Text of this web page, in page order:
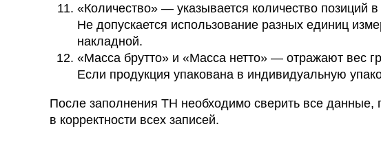
«Количество» — указывается количество позиций
Не допускается использование разных единиц
накладной.
«Масса брутто» и «Масса нетто» — отражают вес
Если продукция упакована в индивидуальную
После заполнения ТН необходимо сверить все данные,
в корректности всех записей.